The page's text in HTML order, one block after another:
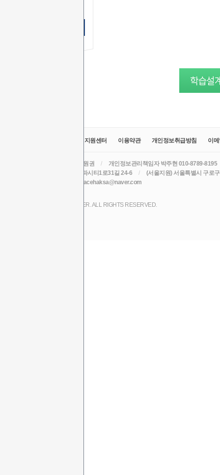
취업지원센터 이용약관 개인정보취급방침 이
대표 윤원권 /
개인정보관리책임자 박주현 010-8789-8195
주소 (본원) 대구광역시 수성구 알파시티1로31길 24-6
/
(서울지원) 서울특별시 구로
EMAIL acehaksa@naver.com
COPYRIGHT (C) 2017 LINE CYBER. ALL RIGHTS RESERVED.